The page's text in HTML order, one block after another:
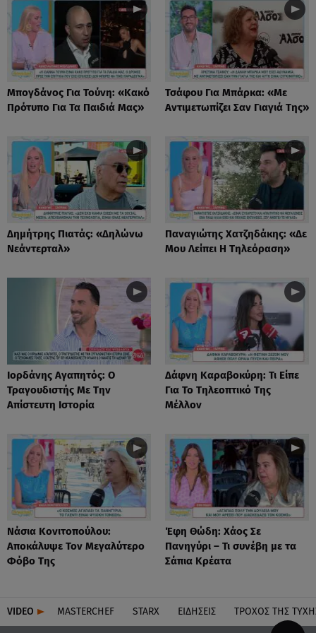
Μπογδάνος Για Τούνη: «Κακό
Πρότυπο Για Τα Παιδιά Μας»
Τσάφου Για Μπάρκα: «Με
Αντιμετωπίζει Σαν Γιαγιά Της»
Δημήτρης Πιατάς: «Δηλώνω
Νεάντερταλ»
Παναγιώτης Χατζηδάκης: «Δε
Μου Λείπει Η Τηλεόραση»
Ιορδάνης Αγαπητός: Ο
Τραγουδιστής Με Την
Απίστευτη Ιστορία
Δάφνη Καραβοκύρη: Τι Είπε
Για Το Τηλεοπτικό Της
Μέλλον
Νάσια Κονιτοπούλου:
Αποκάλυψε Τον Μεγαλύτερο
Φόβο Της
Έφη Θώδη: Χάος Σε
Πανηγύρι – Τι συνέβη με τα
Σάπια Κρέατα
VIDEO MASTERCHEF STARX ΕΙΔΉΣΕΙΣ ΤΡΟΧΌΣ ΤΗΣ